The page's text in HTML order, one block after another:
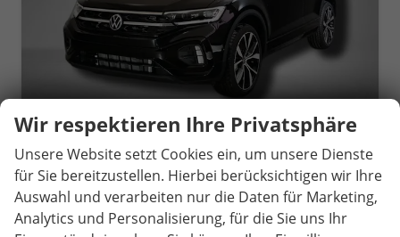
Volkswagen T-Roc
R-Line 1.5 TSI 7-Gang-DSG
unverbindliche Lieferzeit: 14 Tage Neuwagen
Wir respektieren Ihre Privatsphäre
Unsere Website setzt Cookies ein, um unsere Dienste
für Sie bereitzustellen. Hierbei berücksichtigen wir Ihre
Auswahl und verarbeiten nur die Daten für Marketing,
Analytics und Personalisierung, für die Sie uns Ihr